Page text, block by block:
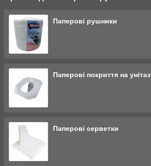
Паперові рушники
Паперові покриття на унітаз
Паперові серветки